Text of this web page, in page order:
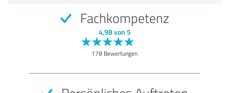
Fachkompetenz
4,98 von 5
178 Bewertungen